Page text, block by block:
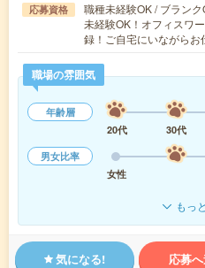
応募資格
職種未経験OK / ブラン
未経験OK！オフィスワ
録！ご自宅にいながらお
職場の雰囲気
年齢層
20代
30代
男女比率
女性
もっ
気になる! 応募